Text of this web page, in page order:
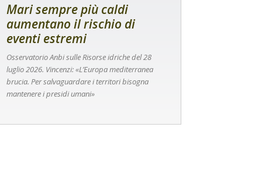
Mari sempre più caldi
aumentano il rischio di
eventi estremi
Osservatorio Anbi sulle Risorse idriche del 28
luglio 2026. Vincenzi: «L’Europa mediterranea
brucia. Per salvaguardare i territori bisogna
mantenere i presidi umani»